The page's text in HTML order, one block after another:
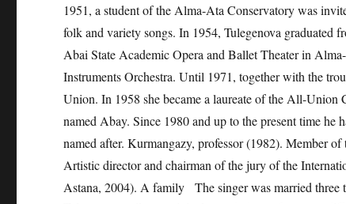
1951, a student of the Alma-Ata Conservatory was
folk and variety songs. In 1954, Tulegenova
Abai State Academic Opera and Ballet Theater in
Instruments Orchestra. Until 1971, together with the
Union. In 1958 she became a laureate of the All-
named Abay. Since 1980 and up to the present time he
named after. Kurmangazy, professor (1982). Member
Artistic director and chairman of the jury of the
Astana, 2004). A family The singer was married